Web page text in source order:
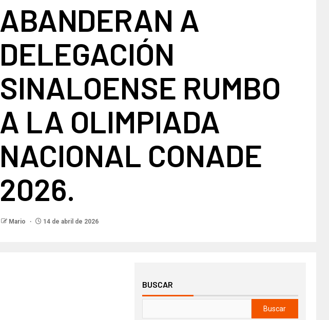
ABANDERAN A
DELEGACIÓN
SINALOENSE RUMBO
A LA OLIMPIADA
NACIONAL CONADE
2026.
Mario 14 de abril de 2026
BUSCAR
Buscar